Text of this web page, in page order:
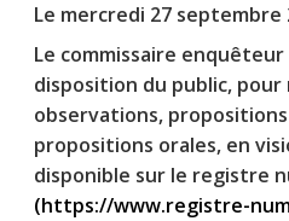
Le mercredi 27 septembre
Le commissaire
disposition du public, pour
observations,
propositions orales, en
disponible sur le registre
(https://www.registre-